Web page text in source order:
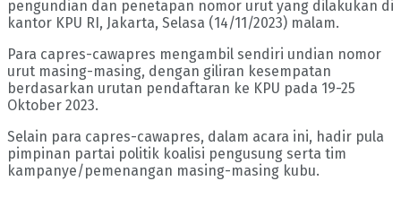
pengundian dan penetapan nomor urut yang dilakukan di
kantor KPU RI, Jakarta, Selasa (14/11/2023) malam.
Para capres-cawapres mengambil sendiri undian nomor
urut masing-masing, dengan giliran kesempatan
berdasarkan urutan pendaftaran ke KPU pada 19-25
Oktober 2023.
Selain para capres-cawapres, dalam acara ini, hadir pula
pimpinan partai politik koalisi pengusung serta tim
kampanye/pemenangan masing-masing kubu.